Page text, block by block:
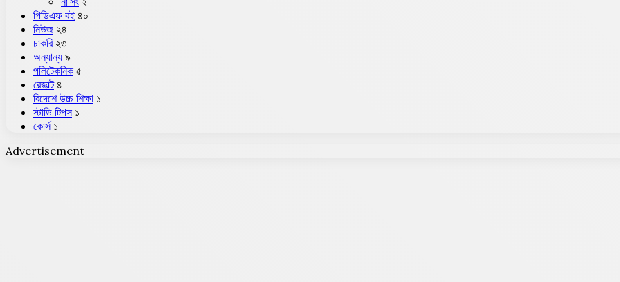
পিডিএফ বই ৪০
নিউজ ২৪
চাকরি ২৩
অন্যান্য ৯
পলিটেকনিক ৫
রেজাল্ট ৪
বিদেশে উচ্চ শিক্ষা ১
স্টাডি টিপস ১
কোর্স ১
Advertisement